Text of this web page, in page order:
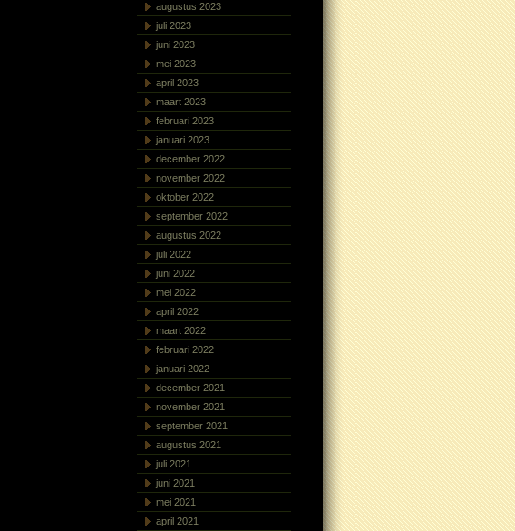
augustus 2023
juli 2023
juni 2023
mei 2023
april 2023
maart 2023
februari 2023
januari 2023
december 2022
november 2022
oktober 2022
september 2022
augustus 2022
juli 2022
juni 2022
mei 2022
april 2022
maart 2022
februari 2022
januari 2022
december 2021
november 2021
september 2021
augustus 2021
juli 2021
juni 2021
mei 2021
april 2021